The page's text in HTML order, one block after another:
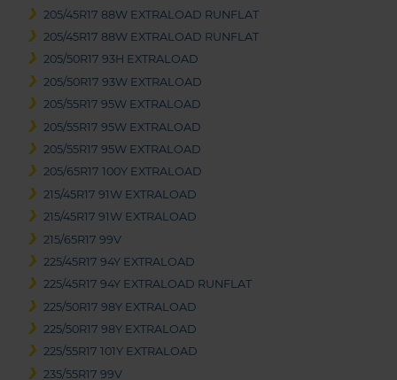
205/45R17 88W EXTRALOAD RUNFLAT
205/45R17 88W EXTRALOAD RUNFLAT
205/50R17 93H EXTRALOAD
205/50R17 93W EXTRALOAD
205/55R17 95W EXTRALOAD
205/55R17 95W EXTRALOAD
205/55R17 95W EXTRALOAD
205/65R17 100Y EXTRALOAD
215/45R17 91W EXTRALOAD
215/45R17 91W EXTRALOAD
215/65R17 99V
225/45R17 94Y EXTRALOAD
225/45R17 94Y EXTRALOAD RUNFLAT
225/50R17 98Y EXTRALOAD
225/50R17 98Y EXTRALOAD
225/55R17 101Y EXTRALOAD
235/55R17 99V